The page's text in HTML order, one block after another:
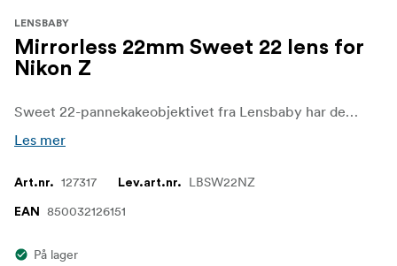
LENSBABY
Mirrorless 22mm Sweet 22 lens for
Nikon Z
Sweet 22-pannekakeobjektivet fra Lensbaby har den minste sweet spot med mest uskarphet utenfor sweet spot av alle Lensbaby-objektiver. Med et kompakt, robust metallhus og innebygd fokus ned til 127 mm fra frontelementet gir dette nye, speilløse, kreative effektobjektivet dramatiske optiske effekter til stillbilder og videobilder som aldri før har vært mulig.
Les mer
Art.nr. 127317 Lev.art.nr. LBSW22NZ
EAN 850032126151
På lager